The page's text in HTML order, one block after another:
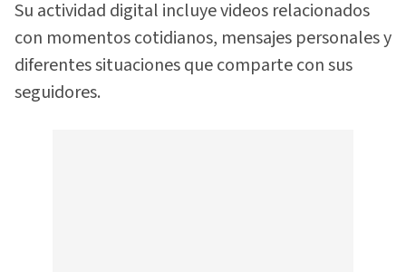
Su actividad digital incluye videos relacionados
con momentos cotidianos, mensajes personales y
diferentes situaciones que comparte con sus
seguidores.